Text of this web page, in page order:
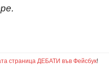
страница ДЕБАТИ във Фейсбук!